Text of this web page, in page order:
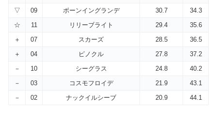
▽
09 ボーンイングランデ 30.7
34.3
☆
11 リリーブライト 29.4
35.6
＋
07 スカーズ 28.5
36.5
＋
04 ピノクル 27.8
37.2
－
10 シーグラス 24.8
40.2
－
03 コスモフロイデ 21.9
43.1
－
02 ナックイルシーブ 20.9 44.1